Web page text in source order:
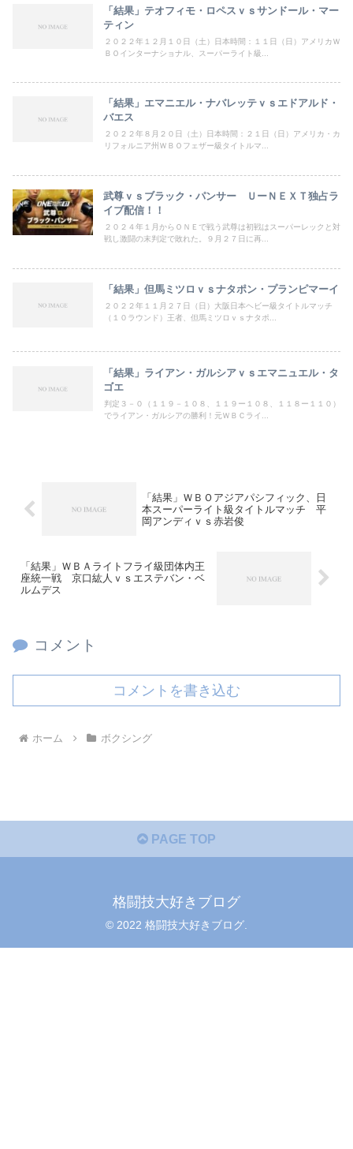
「結果」テオフィモ・ロペスｖｓサンドール・マー
ティン
２０２２年１２月１０日（土）日本時間：１１日（日）アメリカＷ
ＢＯインターナショナル、スーパーライト級...
「結果」エマニエル・ナバレッテｖｓエドアルド・
バエス
２０２２年８月２０日（土）日本時間：２１日（日）アメリカ・カ
リフォルニア州ＷＢＯフェザー級タイトルマ...
武尊ｖｓブラック・パンサー ＵーＮＥＸＴ独占ラ
イブ配信！！
２０２４年１月からＯＮＥで戦う武尊は初戦はスーパーレックと対
戦し激闘の末判定で敗れた。９月２７日に再...
「結果」但馬ミツロｖｓナタポン・プランピマーイ
２０２２年１１月２７日（日）大阪日本ヘビー級タイトルマッチ
（１０ラウンド）王者、但馬ミツロｖｓナタポ...
「結果」ライアン・ガルシアｖｓエマニュエル・タ
ゴエ
判定３－０（１１９－１０８、１１９ー１０８、１１８ー１１０）
でライアン・ガルシアの勝利！元ＷＢＣライ...
「結果」ＷＢＯアジアパシフィック、日
本スーパーライト級タイトルマッチ 平
岡アンディｖｓ赤岩俊
「結果」ＷＢＡライトフライ級団体内王
座統一戦 京口紘人ｖｓエステバン・ベ
ルムデス
コメント
コメントを書き込む
ホーム ボクシング
PAGE TOP
格闘技大好きブログ
© 2022 格闘技大好きブログ.